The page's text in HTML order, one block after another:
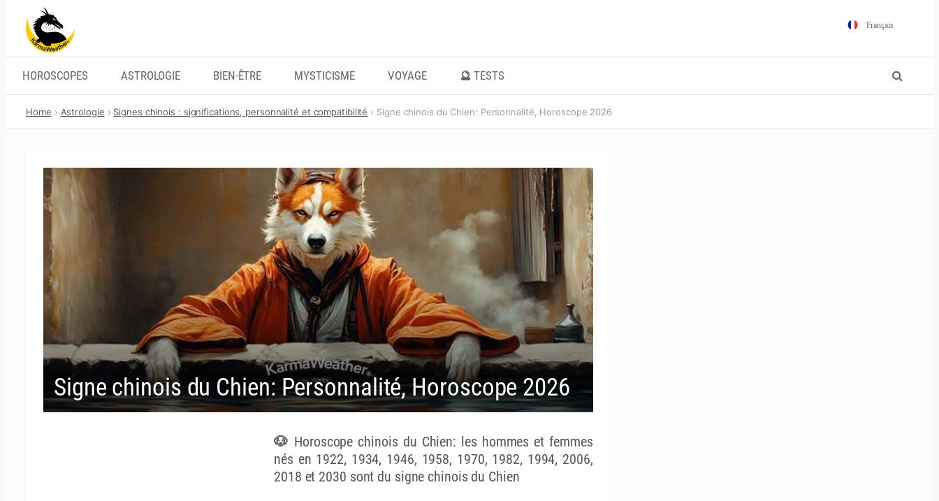
content
Français
HOROSCOPES ASTROLOGIE BIEN-ÊTRE MYSTICISME VOYAGE 🔮 TESTS
Home Astrologie Signes chinois : significations, personnalité et compatibilité Signe chinois du Chien: Personnalité, Horoscope 2026
Signe chinois du Chien: Personnalité, Horoscope 2026
🐶 Horoscope chinois du Chien: les hommes et femmes
nés en 1922, 1934, 1946, 1958, 1970, 1982, 1994, 2006,
2018 et 2030 sont du signe chinois du Chien